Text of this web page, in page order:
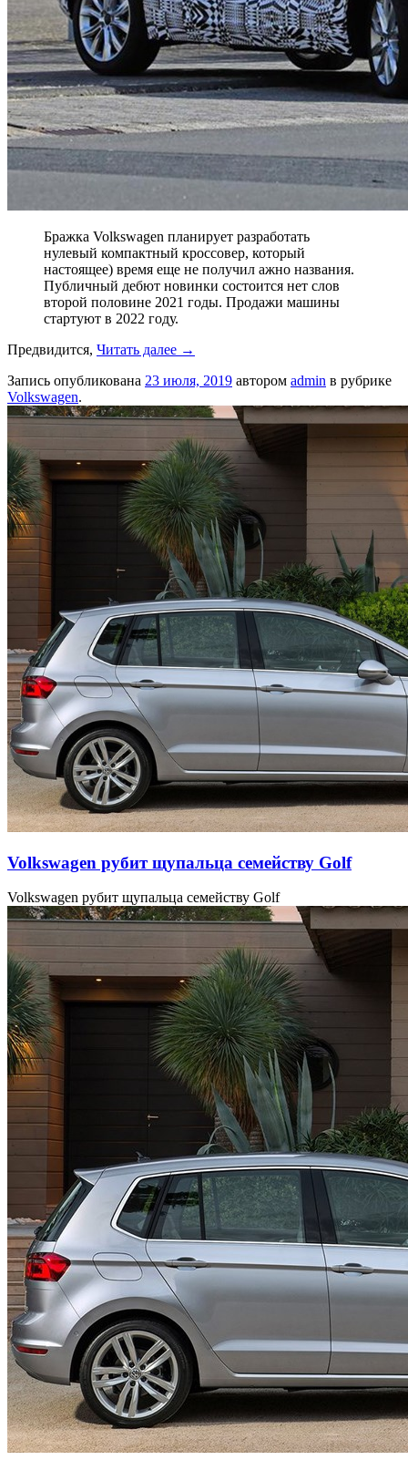
Бражка Volkswagen планирует разработать
нулевый компактный кроссовер, который
настоящее) время еще не получил ажно названия.
Публичный дебют новинки состоится нет слов
второй половине 2021 годы. Продажи машины
стартуют в 2022 году.
Предвидится, Читать далее →
Запись опубликована 23 июля, 2019 автором admin в рубрике
Volkswagen.
Volkswagen рубит щупальца семейству Golf
Volkswagen рубит щупальца семейству Golf